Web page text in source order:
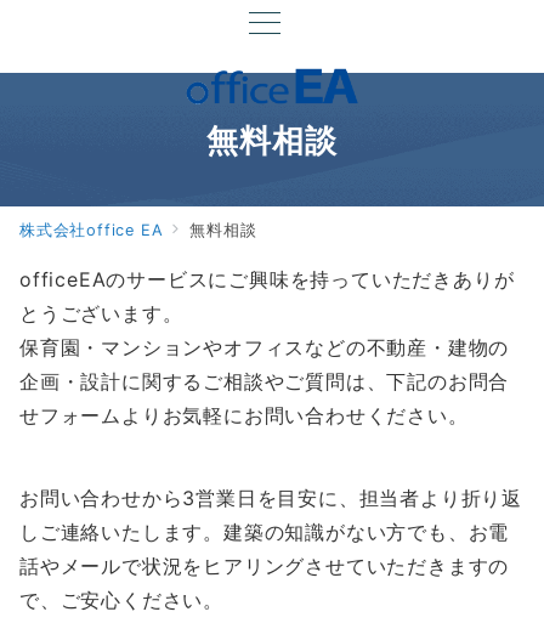
無料相談
株式会社office EA 無料相談
officeEAのサービスにご興味を持っていただきありが
とうございます。
保育園・マンションやオフィスなどの不動産・建物の
企画・設計に関するご相談やご質問は、下記のお問合
せフォームよりお気軽にお問い合わせください。
お問い合わせから3営業日を目安に、担当者より折り返
しご連絡いたします。建築の知識がない方でも、お電
話やメールで状況をヒアリングさせていただきますの
で、ご安心ください。